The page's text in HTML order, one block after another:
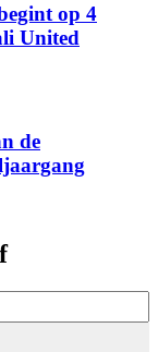
op 4
United
de